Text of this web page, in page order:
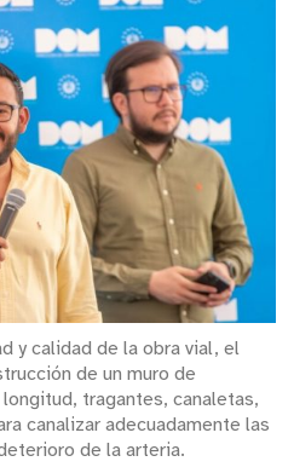
y calidad de la obra vial, el
de un muro de
tragantes, canaletas,
canalizar adecuadamente las
de la arteria.